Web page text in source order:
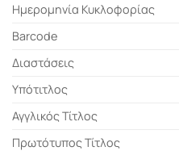
Ημερομηνία Κυκλοφορίας
Barcode
Διαστάσεις
Υπότιτλος
Αγγλικός Τίτλος
Πρωτότυπος Τίτλος